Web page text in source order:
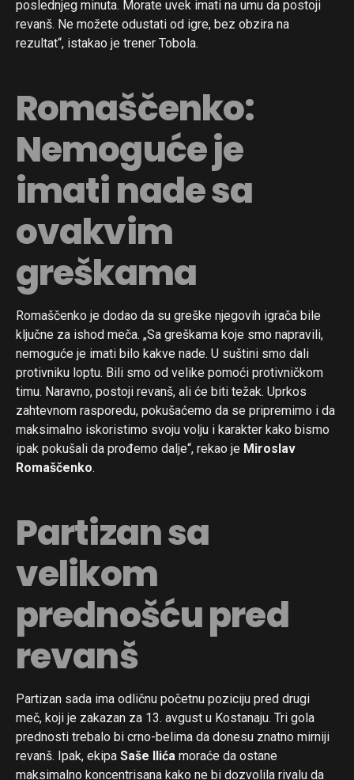
poslednjeg minuta. Morate uvek imati na umu da postoji
revanš. Ne možete odustati od igre, bez obzira na
rezultat“, istakao je trener Tobola.
Romaščenko:
Nemoguće je
imati nade sa
ovakvim
greškama
Romaščenko je dodao da su greške njegovih igrača bile
ključne za ishod meča. „Sa greškama koje smo napravili,
nemoguće je imati bilo kakve nade. U suštini smo dali
protivniku loptu. Bili smo od velike pomoći protivničkom
timu. Naravno, postoji revanš, ali će biti težak. Uprkos
zahtevnom rasporedu, pokušaćemo da se pripremimo i da
maksimalno iskoristimo svoju volju i karakter kako bismo
ipak pokušali da prođemo dalje“, rekao je Miroslav
Romaščenko.
Partizan sa
velikom
prednošću pred
revanš
Partizan sada ima odličnu početnu poziciju pred drugi
meč, koji je zakazan za 13. avgust u Kostanaju. Tri gola
prednosti trebalo bi crno-belima da donesu znatno mirniji
revanš. Ipak, ekipa Saše Ilića moraće da ostane
maksimalno koncentrisana kako ne bi dozvolila rivalu da